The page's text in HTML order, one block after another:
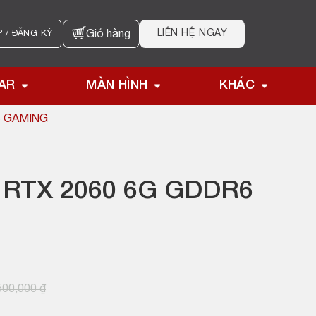
/ ĐĂNG KÝ Giỏ hàng LIÊN HỆ NGAY
MÀN HÌNH KHÁC
GAMING
2060 6G GDDR6
₫